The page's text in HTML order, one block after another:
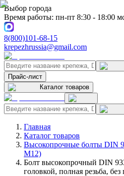
Выбор города
Время работы: пн-пт 8:30 - 18:00
8(800)101-68-15
krepezhrussia@gmail.com
Прайс-лист
Каталог товаров
Главная
Каталог товаров
Высокопрочные болты DIN
M12)
Болт высокопрочный DIN
головкой, полная резьба,